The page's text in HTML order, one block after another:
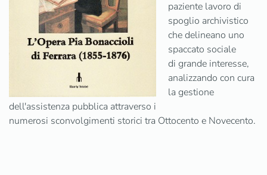
paziente lavoro di
spoglio archivistico
che delineano uno
spaccato sociale
di grande interesse,
analizzando con cura
la gestione
dell'assistenza pubblica attraverso i
numerosi sconvolgimenti storici tra Ottocento e Novecento.